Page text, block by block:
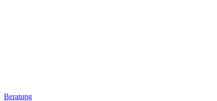
Beratung